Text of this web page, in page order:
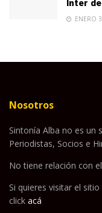
Inter
ENERO
Nosotros
Sintonía Alba no es un
Periodistas, Socios e
No tiene relación con
Si quieres visitar el
click acá